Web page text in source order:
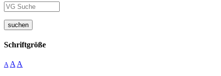
suchen
Schriftgröße
A A A